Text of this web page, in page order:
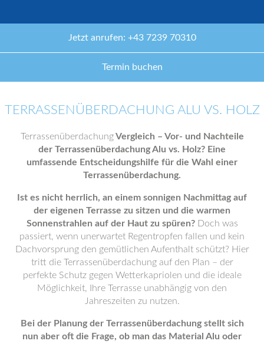
Jetzt anrufen: +43 7239 70310
Termin buchen
TERRASSENÜBERDACHUNG ALU VS. HOLZ
TerrassenüberdachungVergleich – Vor- und Nachteile
der Terrassenüberdachung Alu vs. Holz? Eine
umfassende Entscheidungshilfe für die Wahl einer
Terrassenüberdachung.
Ist es nicht herrlich, an einem sonnigen Nachmittag auf
der eigenen Terrasse zu sitzen und die warmen
Sonnenstrahlen auf der Haut zu spüren?Doch was
passiert, wenn unerwartet Regentropfen fallen und kein
Dachvorsprung den gemütlichen Aufenthalt schützt? Hier
tritt die Terrassenüberdachung auf den Plan – der
perfekte Schutz gegen Wetterkapriolen und die ideale
Möglichkeit, Ihre Terrasse unabhängig von den
Jahreszeiten zu nutzen.
Bei der Planung der Terrassenüberdachung stellt sich
nun aber oft die Frage, ob man das Material Alu oder